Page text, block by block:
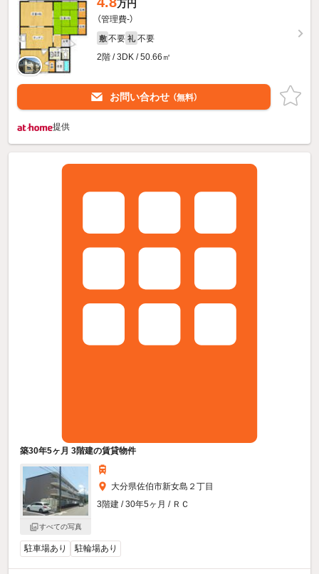
万円
（管理費-）
敷 不要 礼 不要
2階 / 3DK / 50.66㎡
お問い合わせ （無料）
提供
築30年5ヶ月 3階建の賃貸物件
すべての写真
大分県佐伯市新女島２丁目
3階建 / 30年5ヶ月 / ＲＣ
駐車場あり 駐輪場あり